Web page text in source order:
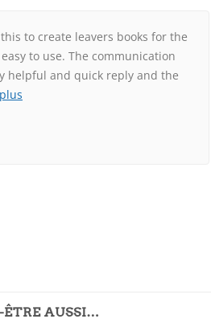
to create leavers books for the
to use. The communication
helpful and quick reply and the
plus
ÊTRE AUSSI…